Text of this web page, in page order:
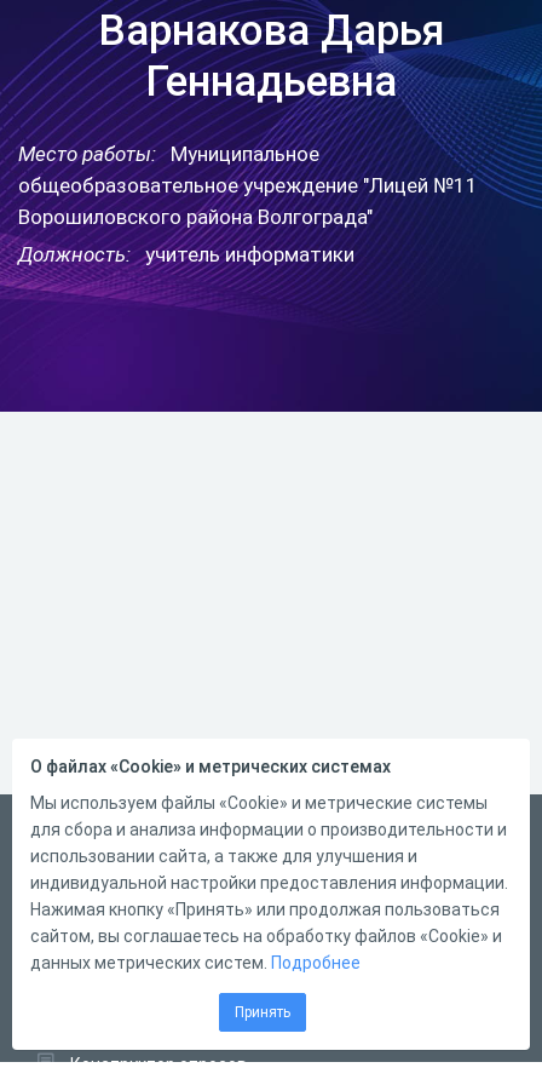
Варнакова Дарья
Геннадьевна
Место работы: Муниципальное
общеобразовательное учреждение "Лицей №11
Ворошиловского района Волгограда"
Должность: учитель информатики
Русский
Форма обратной связи
Контакты
Конструктор опросов
О файлах «Cookie» и метрических системах
Мы используем файлы «Cookie» и метрические системы
для сбора и анализа информации о производительности и
использовании сайта, а также для улучшения и
индивидуальной настройки предоставления информации.
Нажимая кнопку «Принять» или продолжая пользоваться
сайтом, вы соглашаетесь на обработку файлов «Cookie» и
данных метрических систем. Подробнее
Принять